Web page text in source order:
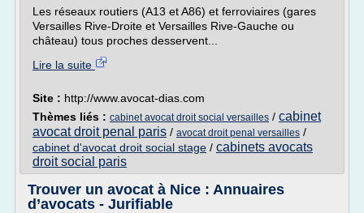
Les réseaux routiers (A13 et A86) et ferroviaires (gares
Versailles Rive-Droite et Versailles Rive-Gauche ou
château) tous proches desservent...
Lire la suite
Site : http://www.avocat-dias.com
Thèmes liés : cabinet avocat droit social versailles / cabinet
avocat droit penal paris / avocat droit penal versailles /
cabinet d'avocat droit social stage / cabinets avocats
droit social paris
Trouver un avocat à Nice : Annuaires
d’avocats - Jurifiable